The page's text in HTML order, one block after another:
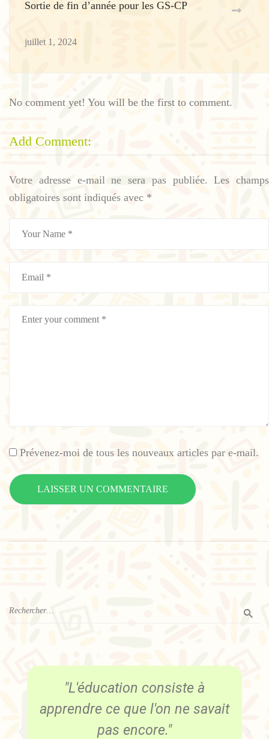
Sortie de fin d’année pour les GS-CP
juillet 1, 2024
No comment yet! You will be the first to comment.
Add Comment:
Votre adresse e-mail ne sera pas publiée.
Les champs
obligatoires sont indiqués avec *
Prévenez-moi de tous les nouveaux articles par e-mail.
"L'éducation consiste à
apprendre ce que l'on ne savait
pas encore."